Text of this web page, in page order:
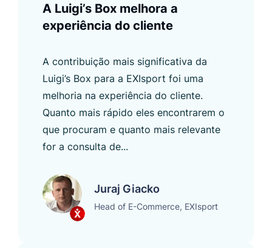
A Luigi’s Box melhora a
experiência do cliente
A contribuição mais significativa da
Luigi’s Box para a EXIsport foi uma
melhoria na experiência do cliente.
Quanto mais rápido eles encontrarem o
que procuram e quanto mais relevante
for a consulta de...
Juraj Giacko
Head of E-Commerce, EXIsport